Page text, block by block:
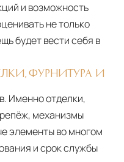
и возможность
не только
будет вести себя в
ФУРНИТУРА И
Именно отделки,
механизмы
элементы во многом
и срок службы